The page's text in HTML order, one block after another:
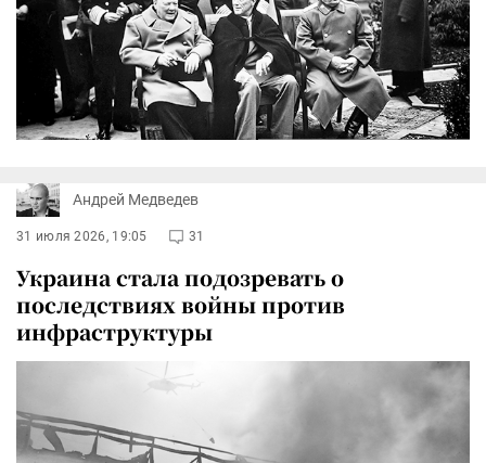
Андрей Медведев
31 июля 2026, 19:05 31
Украина стала подозревать о
последствиях войны против
инфраструктуры